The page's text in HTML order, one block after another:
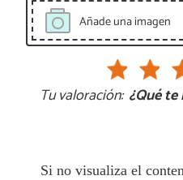
Añade una imagen
Tu valoración: ¿Qué
Si no visualiza el